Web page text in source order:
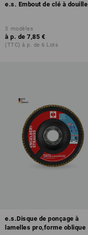
e.s. Embout de clé à douille
3 modèles
à p. de 7,85 €
(TTC) à p. de 6 Lots
e.s.Disque de ponçage à
lamelles pro,forme oblique